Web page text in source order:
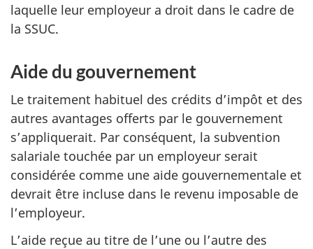
laquelle leur employeur a droit dans le cadre de
la SSUC.
Aide du gouvernement
Le traitement habituel des crédits d’impôt et des
autres avantages offerts par le gouvernement
s’appliquerait. Par conséquent, la subvention
salariale touchée par un employeur serait
considérée comme une aide gouvernementale et
devrait être incluse dans le revenu imposable de
l’employeur.
L’aide reçue au titre de l’une ou l’autre des